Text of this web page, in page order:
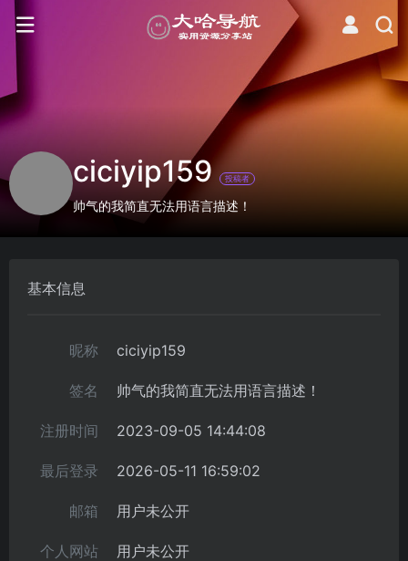
ciciyip159 投稿者
帅气的我简直无法用语言描述！
基本信息
昵称 ciciyip159
签名 帅气的我简直无法用语言描述！
注册时间 2023-09-05 14:44:08
最后登录 2026-05-11 16:59:02
邮箱 用户未公开
个人网站 用户未公开